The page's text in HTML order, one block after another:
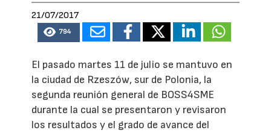
21/07/2017
794
El pasado martes 11 de julio se mantuvo en
la ciudad de Rzeszów, sur de Polonia, la
segunda reunión general de BOSS4SME
durante la cual se presentaron y revisaron
los resultados y el grado de avance del